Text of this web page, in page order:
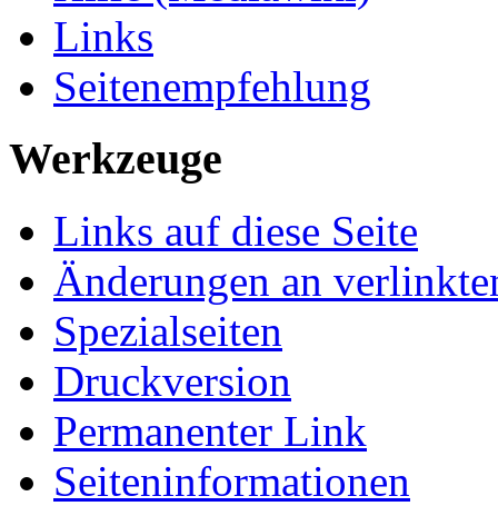
Links
Seitenempfehlung
Werkzeuge
Links auf diese Seite
Änderungen an
Spezialseiten
Druckversion
Permanenter Link
Seiteninformationen